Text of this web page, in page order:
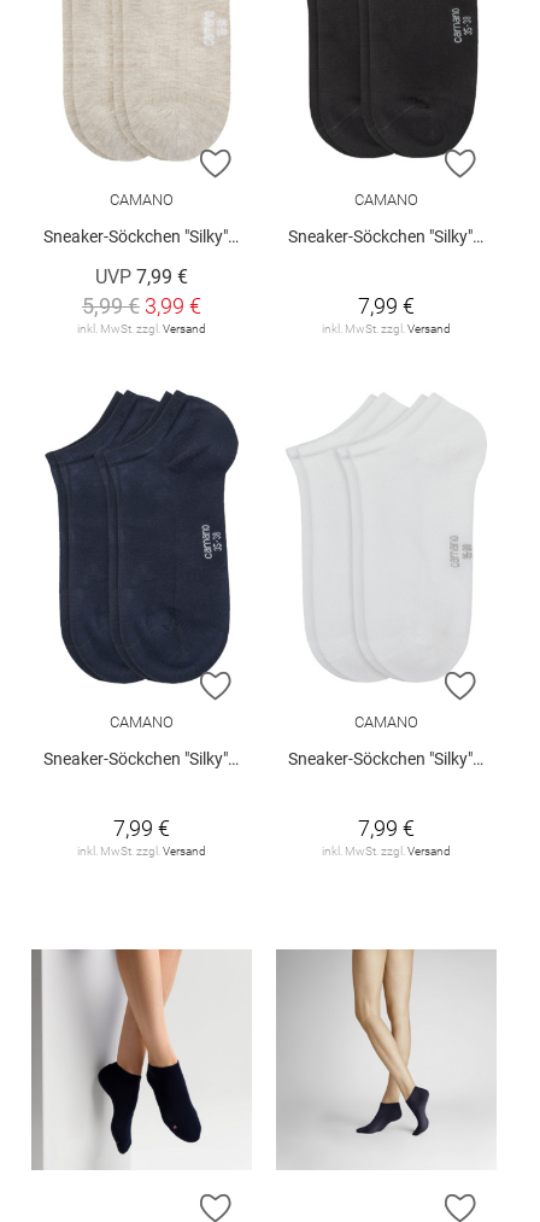
ZUR WUNSCHLISTE HINZUFÜGEN
CAMANO
Sneaker-Söckchen "Silky", 2er-Pack
UVP 7,99 €
5,99 € 3,99 €
inkl. MwSt. zzgl.Versand
ZUR
CAMANO
Sneaker-Söckchen "Silky", 2er-Pack
7,99 €
inkl. MwSt. zzgl.Versand
ZUR WUNSCHLISTE HINZUFÜGEN
CAMANO
Sneaker-Söckchen "Silky", 2er-Pack
7,99 €
inkl. MwSt. zzgl.Versand
ZUR
CAMANO
Sneaker-Söckchen "Silky", 2er-Pack
7,99 €
inkl. MwSt. zzgl.Versand
ZUR WUNSCHLISTE HINZUFÜGEN
ZUR